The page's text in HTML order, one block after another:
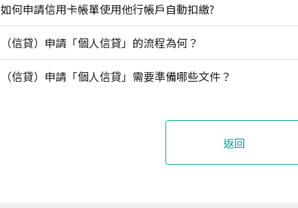
如何申請信用卡帳單使用他行帳戶自動扣繳?
（信貸）申請「個人信貸」的流程為何？
（信貸）申請「個人信貸」需要準備哪些文件？
返回